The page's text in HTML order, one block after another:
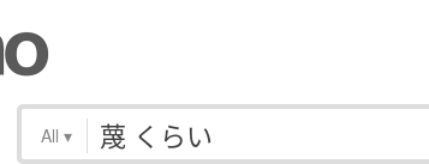
All ▾